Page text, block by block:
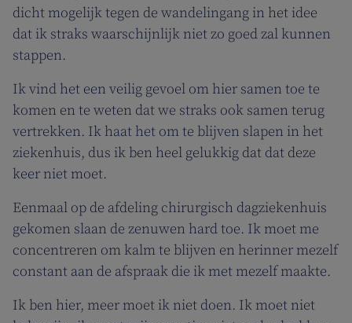
dicht mogelijk tegen de wandelingang in het idee
dat ik straks waarschijnlijk niet zo goed zal kunnen
stappen.
Ik vind het een veilig gevoel om hier samen toe te
komen en te weten dat we straks ook samen terug
vertrekken. Ik haat het om te blijven slapen in het
ziekenhuis, dus ik ben heel gelukkig dat dat deze
keer niet moet.
Eenmaal op de afdeling chirurgisch dagziekenhuis
gekomen slaan de zenuwen hard toe. Ik moet me
concentreren om kalm te blijven en herinner mezelf
constant aan de afspraak die ik met mezelf maakte.
Ik ben hier, meer moet ik niet doen. Ik moet niet